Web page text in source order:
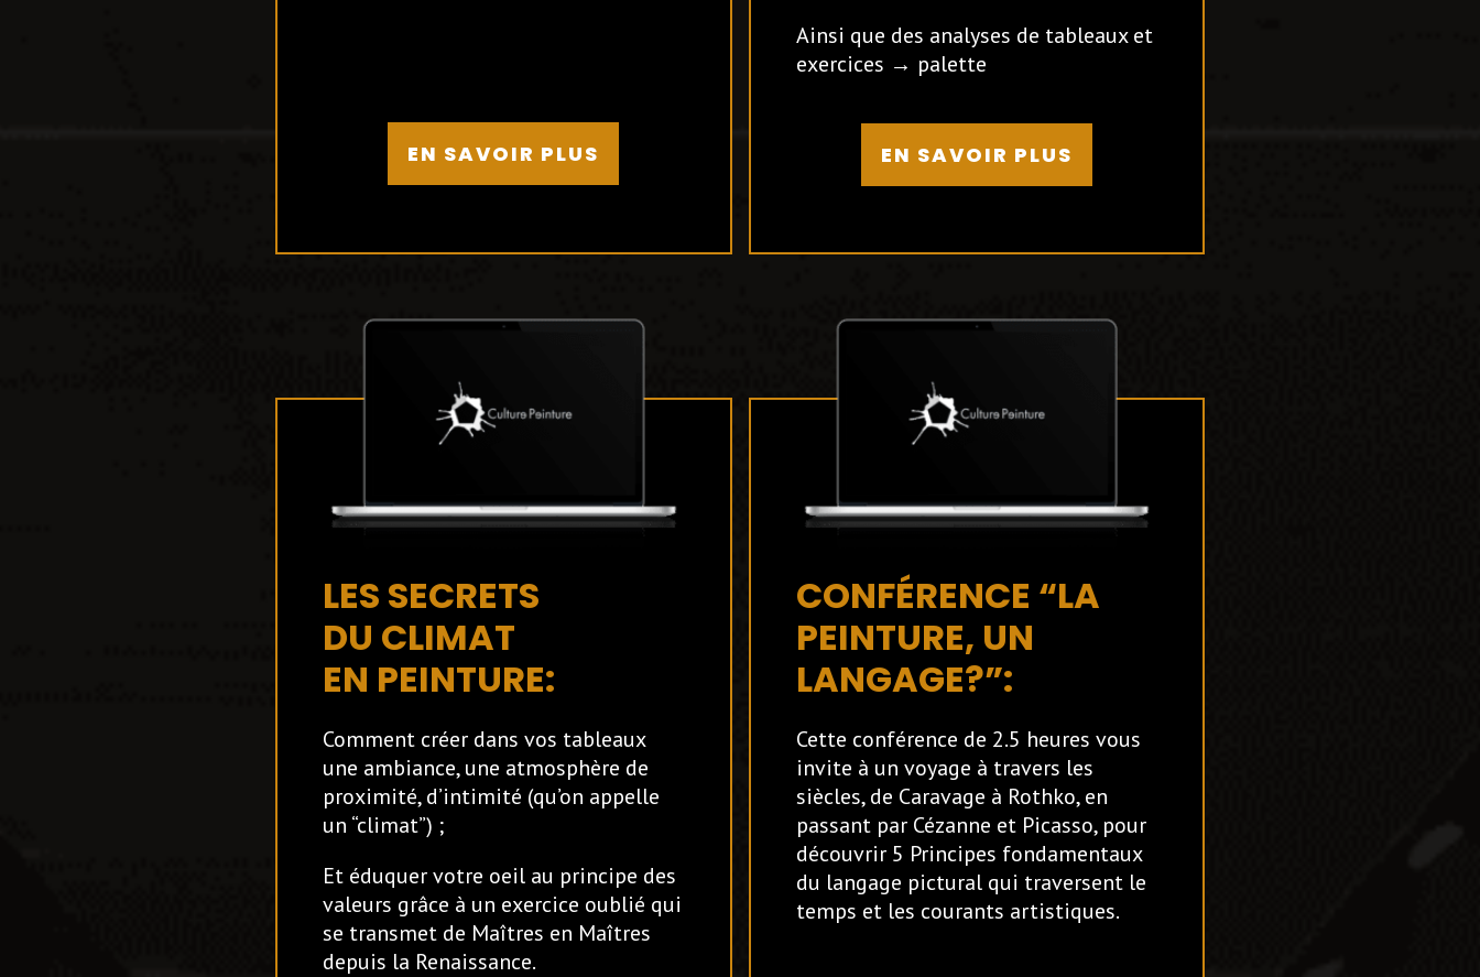
EN SAVOIR PLUS
Ainsi que des analyses de tableaux et
exercices → palette
EN SAVOIR PLUS
LES SECRETS
DU CLIMAT
EN PEINTURE:
Comment créer dans vos tableaux
une ambiance, une atmosphère de
proximité, d’intimité (qu’on appelle
un “climat”) ;
Et éduquer votre oeil au principe des
valeurs grâce à un exercice oublié qui
se transmet de Maîtres en Maîtres
depuis la Renaissance.
CONFÉRENCE “LA
PEINTURE, UN
LANGAGE?”:
Cette conférence de 2.5 heures vous
invite à un voyage à travers les
siècles, de Caravage à Rothko, en
passant par Cézanne et Picasso, pour
découvrir 5 Principes fondamentaux
du langage pictural qui traversent le
temps et les courants artistiques.